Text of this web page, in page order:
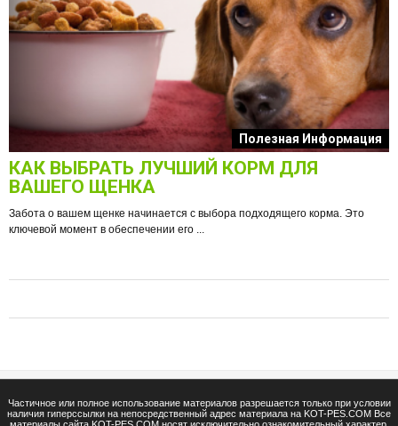
Полезная Информация
КАК ВЫБРАТЬ ЛУЧШИЙ КОРМ ДЛЯ
ВАШЕГО ЩЕНКА
Забота о вашем щенке начинается с выбора подходящего корма. Это
ключевой момент в обеспечении его ...
Частичное или полное использование материалов разрешается только при условии
наличия гиперссылки на непосредственный адрес материала на KOT-PES.COM Все